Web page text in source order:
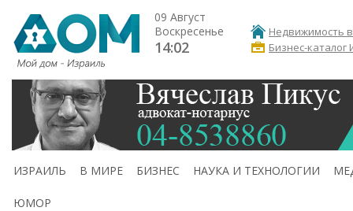
09 Август
Воскресенье
14:02
Недвижимость
Бизнес-каталог
ИЗРАИЛЬ В МИРЕ БИЗНЕС НАУКА И ТЕХНОЛОГИИ
ЮМОР